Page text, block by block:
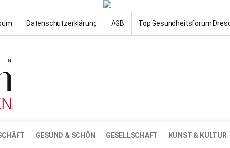
Datenschutzerklärung AGB Top Gesundheitsforum
GESUND & SCHÖN GESELLSCHAFT KUNST & KULTUR